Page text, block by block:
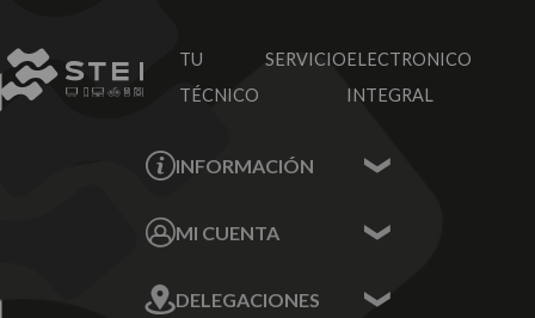
TU SERVICIO
TÉCNICO
ELECTRONICO
INTEGRAL
INFORMACIÓN
Sobre nosotros
MI CUENTA
Mis Direcciones
DELEGACIONES